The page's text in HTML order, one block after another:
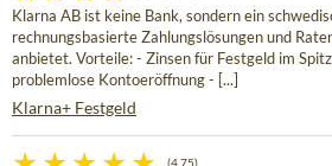
Klarna AB ist keine Bank, sondern ein
rechnungsbasierte Zahlungslösungen und
anbietet. Vorteile: - Zinsen für Festgeld im
problemlose Kontoeröffnung - [...]
Klarna+ Festgeld
(4,75)